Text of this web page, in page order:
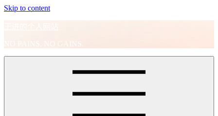
Skip to content
王进的个人网站
NO PAINS, NO GAINS.